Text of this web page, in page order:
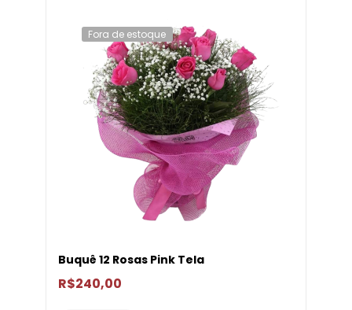
Fora de estoque
Buquê 12 Rosas Pink Tela
R$240,00